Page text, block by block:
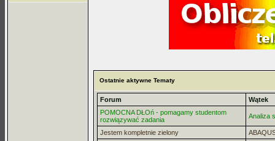
Ostatnie aktywne Tematy
Forum
Wątek
POMOCNA DŁOń - pomagamy studentom
rozwiązywać zadania
Analiza
Jestem kompletnie zielony